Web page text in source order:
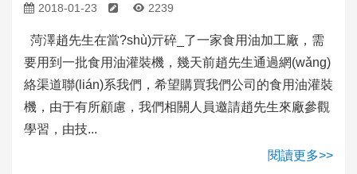
2018-01-23 2239
菏澤趙先生在當?shù)亓碎_了一家食用油加工廠，需
要用到一批食用油灌裝機，幾天前趙先生通過網(wǎng)
絡渠道聯(lián)系我們，希望購買我們公司的食用油灌裝
機，由于有所顧慮，我們相關人員邀請趙先生來廠參觀
學習，由技...
閱讀更多>>